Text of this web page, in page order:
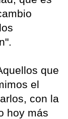
que
el
con la
hoy más